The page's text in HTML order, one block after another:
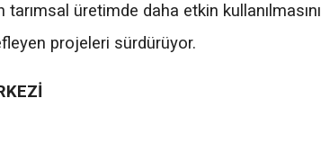
üretimde daha etkin kullanılmasını
projeleri sürdürüyor.